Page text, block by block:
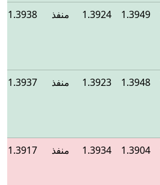
1.3949
1.3924 منفذ 1.3938
1.3948
1.3923 منفذ 1.3937
1.3904
1.3934 منفذ 1.3917